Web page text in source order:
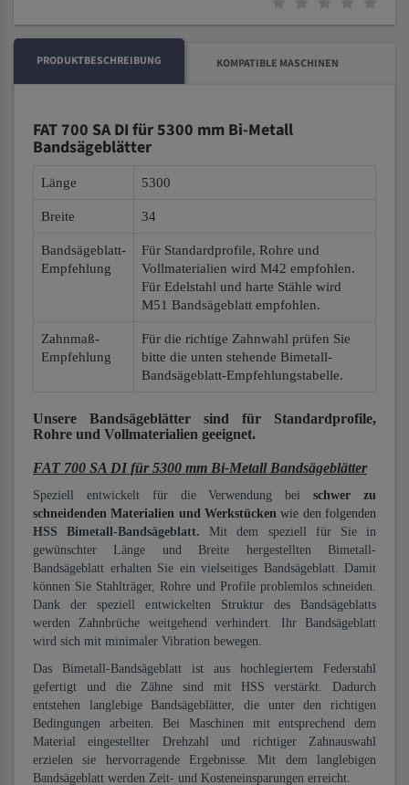
PRODUKTBESCHREIBUNG KOMPATIBLE MASCHINEN
FAT 700 SA DI für 5300 mm Bi-Metall
Bandsägeblätter
Länge 5300
Breite 34
Bandsägeblatt-
Empfehlung
Für Standardprofile, Rohre und
Vollmaterialien wird M42 empfohlen.
Für Edelstahl und harte Stähle wird
M51 Bandsägeblatt empfohlen.
Zahnmaß-
Empfehlung
Für die richtige Zahnwahl prüfen Sie
bitte die unten stehende Bimetall-
Bandsägeblatt-Empfehlungstabelle.
Unsere Bandsägeblätter sind für Standardprofile,
Rohre und Vollmaterialien geeignet.
FAT 700 SA DI für 5300 mm Bi-Metall Bandsägeblätter
Speziell entwickelt für die Verwendung beischwer zu
schneidenden Materialien und Werkstücken wie den folgenden
HSS Bimetall-Bandsägeblatt. Mit dem speziell für Sie in
gewünschter Länge und Breite hergestellten Bimetall-
Bandsägeblatt erhalten Sie ein vielseitiges Bandsägeblatt. Damit
können Sie Stahlträger, Rohre und Profile problemlos schneiden.
Dank der speziell entwickelten Struktur des Bandsägeblatts
werden Zahnbrüche weitgehend verhindert. Ihr Bandsägeblatt
wird sich mit minimaler Vibration bewegen.
Das Bimetall-Bandsägeblatt ist aus hochlegiertem Federstahl
gefertigt und die Zähne sind mit HSS verstärkt. Dadurch
entstehen langlebige Bandsägeblätter, die unter den richtigen
Bedingungen arbeiten. Bei Maschinen mit entsprechend dem
Material eingestellter Drehzahl und richtiger Zahnauswahl
erzielen sie hervorragende Ergebnisse. Mit dem langlebigen
Bandsägeblatt werden Zeit- und Kosteneinsparungen erreicht.